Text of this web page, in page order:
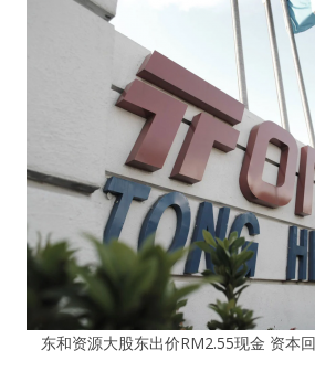
东和资源大股东出价RM2.55现金 资本